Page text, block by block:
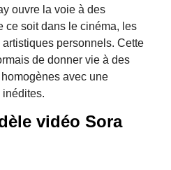
ouvre la voie à des
ce soit dans le cinéma, les
personnels. Cette
de donner vie à des
avec une
vidéo Sora